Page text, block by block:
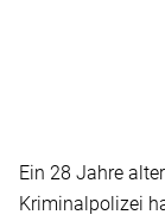
Ein 28 Jahre
Kriminalpolizei